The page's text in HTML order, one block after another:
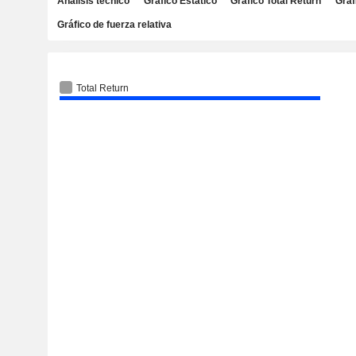
Gráfico de fuerza relativa
Total Return